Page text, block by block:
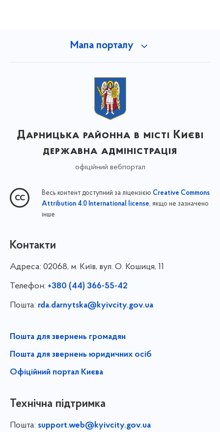
Мапа порталу
Дарницька районна в місті Києві
державна адміністрація
офіційний вебпортал
Весь контент доступний за ліцензією Creative Commons
Attribution 4.0 International license, якщо не зазначено
інше
Контакти
Адреса: 02068, м. Київ, вул. О. Кошиця, 11
Телефон: +380 (44) 366-55-42
Пошта: rda.darnytska@kyivcity.gov.ua
Пошта для звернень громадян
Пошта для звернень юридичних осіб
Офіційний портал Києва
Технічна підтримка
Пошта: support.web@kyivcity.gov.ua